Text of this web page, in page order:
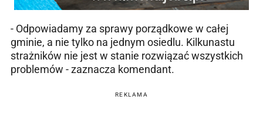
- Odpowiadamy za sprawy porządkowe w całej
gminie, a nie tylko na jednym osiedlu. Kilkunastu
strażników nie jest w stanie rozwiązać wszystkich
problemów - zaznacza komendant.
REKLAMA